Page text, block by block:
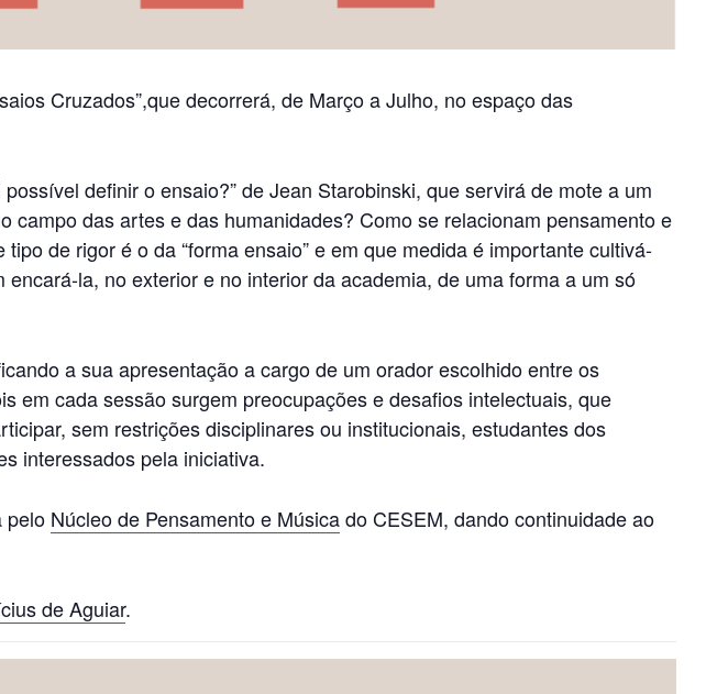
Cruzados”,que decorrerá, de Março a Julho, no espaço das
definir o ensaio?” de Jean Starobinski, que servirá de mote a um
das artes e das humanidades? Como se relacionam pensamento e
de rigor é o da “forma ensaio” e em que medida é importante cultivá-
la, no exterior e no interior da academia, de uma forma a um só
a sua apresentação a cargo de um orador escolhido entre os
em cada sessão surgem preocupações e desafios intelectuais, que
sem restrições disciplinares ou institucionais, estudantes dos
interessados pela iniciativa.
pelo Núcleo de Pensamento e Músicado CESEM, dando continuidade ao
de Aguiar.